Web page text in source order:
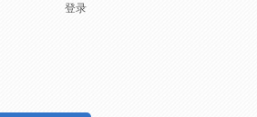
登录